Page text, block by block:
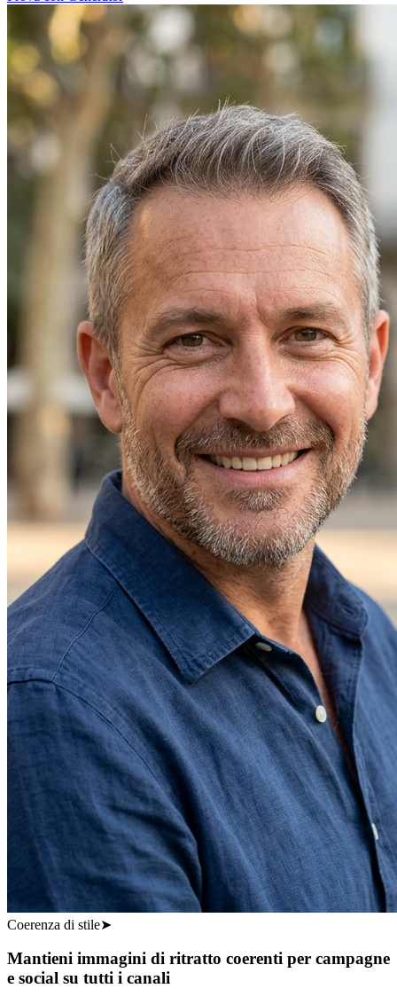
Coerenza di stile➤
Mantieni immagini di ritratto coerenti per campagne
e social su tutti i canali